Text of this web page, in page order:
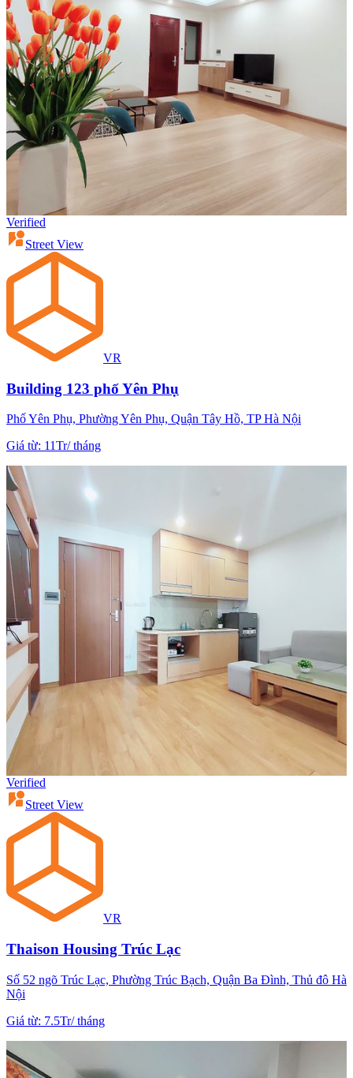
Verified
Street View
VR
Building 123 phố Yên Phụ
Phố Yên Phụ, Phường Yên Phụ, Quận Tây Hồ, TP Hà Nội
Giá từ: 11Tr/tháng
Verified
Street View
VR
Thaison Housing Trúc Lạc
Số 52 ngõ Trúc Lạc, Phường Trúc Bạch, Quận Ba Đình, Thủ đô Hà
Nội
Giá từ: 7.5Tr/tháng